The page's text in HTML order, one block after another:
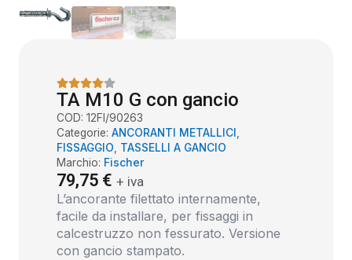
TA M10 G con gancio
COD: 12FI/90263
Categorie: ANCORANTI METALLICI ,
FISSAGGIO, TASSELLI A GANCIO
Marchio: Fischer
79,75 € + iva
L’ancorante filettato internamente,
facile da installare, per fissaggi in
calcestruzzo non fessurato. Versione
con gancio stampato.